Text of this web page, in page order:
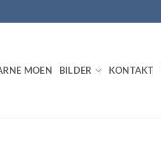
MOEN BILDER KONTAKT